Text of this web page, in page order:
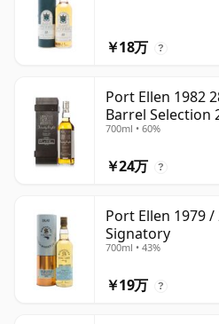
￥18万 ?
Port Ellen 1982
Barrel Selection
700ml • 60%
￥24万 ?
Port Ellen 1979
Signatory
700ml • 43%
￥19万 ?